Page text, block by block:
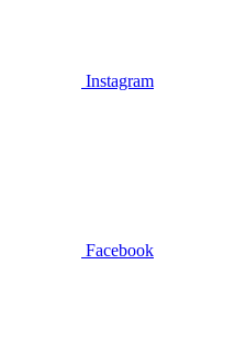
Instagram
Facebook